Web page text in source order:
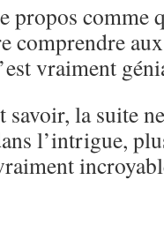
propos comme
comprendre
vraiment
la suite
l’intrigue,